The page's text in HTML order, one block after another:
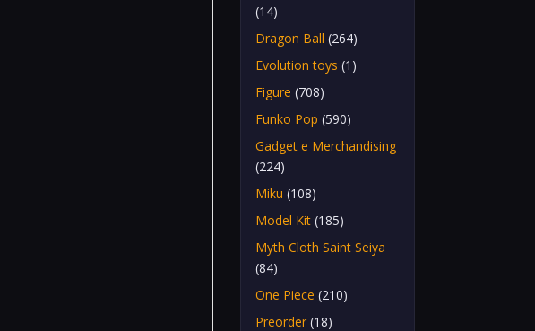
(14)
Dragon Ball (264)
Evolution toys (1)
Figure (708)
Funko Pop (590)
Gadget e Merchandising
(224)
Miku (108)
Model Kit (185)
Myth Cloth Saint Seiya
(84)
One Piece (210)
Preorder (18)